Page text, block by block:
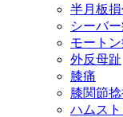
半月板
シーバ
モート
外反母趾
膝痛
膝関節
ハムス